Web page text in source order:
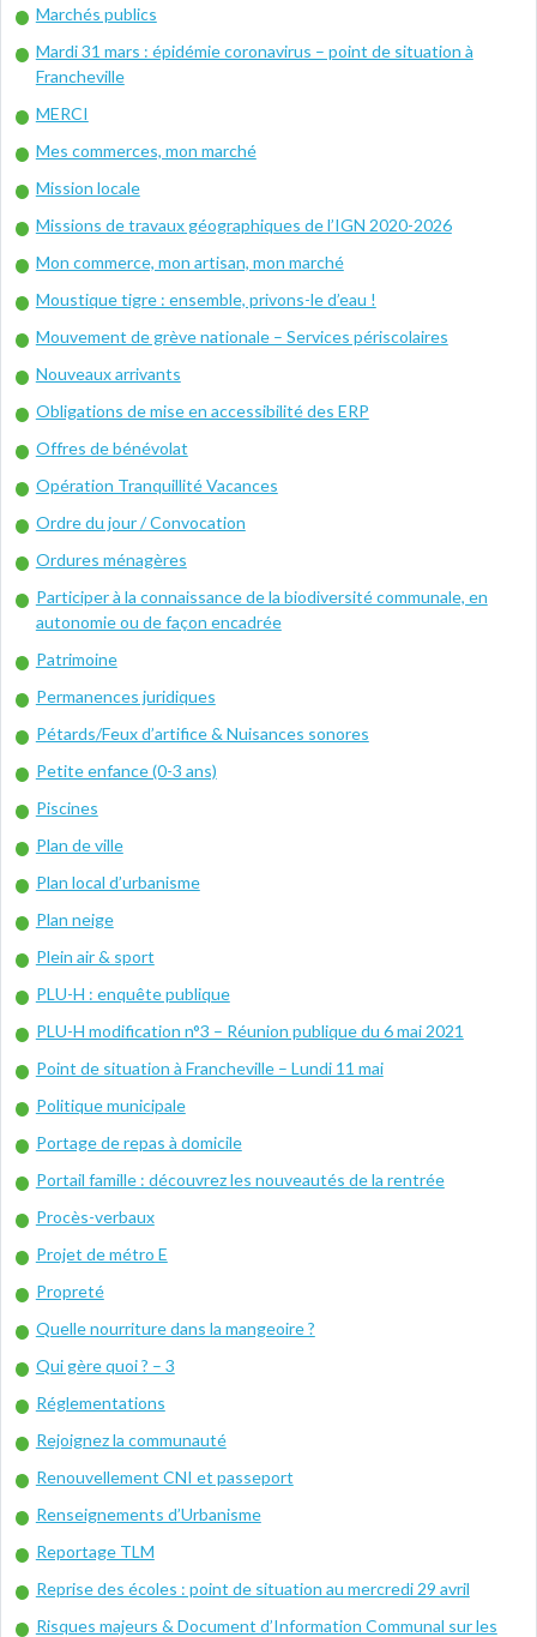
Marchés publics
Mardi 31 mars : épidémie coronavirus – point de situation à
Francheville
MERCI
Mes commerces, mon marché
Mission locale
Missions de travaux géographiques de l’IGN 2020-2026
Mon commerce, mon artisan, mon marché
Moustique tigre : ensemble, privons-le d’eau !
Mouvement de grève nationale – Services périscolaires
Nouveaux arrivants
Obligations de mise en accessibilité des ERP
Offres de bénévolat
Opération Tranquillité Vacances
Ordre du jour / Convocation
Ordures ménagères
Participer à la connaissance de la biodiversité communale, en
autonomie ou de façon encadrée
Patrimoine
Permanences juridiques
Pétards/Feux d’artifice & Nuisances sonores
Petite enfance (0-3 ans)
Piscines
Plan de ville
Plan local d’urbanisme
Plan neige
Plein air & sport
PLU-H : enquête publique
PLU-H modification n°3 – Réunion publique du 6 mai 2021
Point de situation à Francheville – Lundi 11 mai
Politique municipale
Portage de repas à domicile
Portail famille : découvrez les nouveautés de la rentrée
Procès-verbaux
Projet de métro E
Propreté
Quelle nourriture dans la mangeoire ?
Qui gère quoi ? – 3
Réglementations
Rejoignez la communauté
Renouvellement CNI et passeport
Renseignements d’Urbanisme
Reportage TLM
Reprise des écoles : point de situation au mercredi 29 avril
Risques majeurs & Document d’Information Communal sur les